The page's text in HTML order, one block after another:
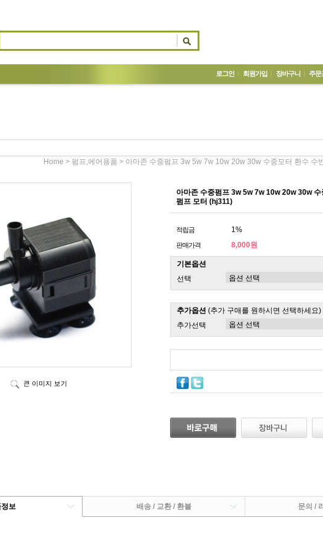
로그인 회원가입 장바구니 주문
Home > 펌프,에어용품 > 아마존 수중펌프 3w 5w 7w 10w 20w 30w 수중모터 환수 수
큰 이미지 보기
아마존 수중펌프 3w 5w 7w 10w 20w 30w
펌프 모터 (hj311)
적립금 1%
판매가격 8,000원
기본옵션
선택
추가옵션 (추가 구매를 원하시면 선택하세요)
추가선택
보 배송 / 교환 / 환불 문의 /